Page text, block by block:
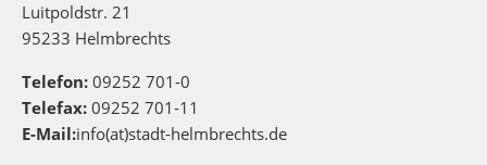
Luitpoldstr. 21
95233 Helmbrechts
Telefon: 09252 701-0
Telefax: 09252 701-11
E-Mail:info(at)stadt-helmbrechts.de